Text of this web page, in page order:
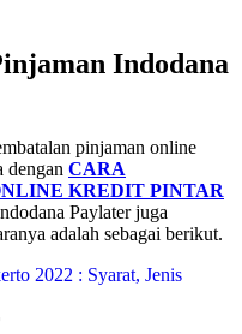
Indodana
pinjaman online
dengan CARA
KREDIT PINTAR
Paylater juga
adalah sebagai berikut.
2022 : Syarat, Jenis